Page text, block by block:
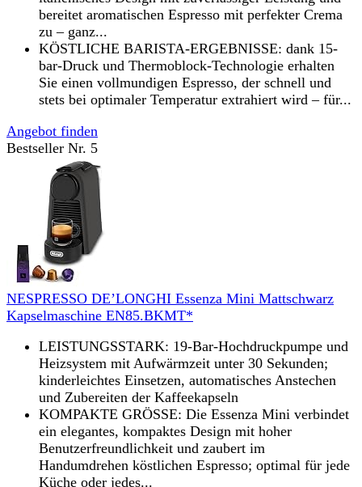
bereitet aromatischen Espresso mit perfekter Crema
zu – ganz...
KÖSTLICHE BARISTA-ERGEBNISSE: dank 15-
bar-Druck und Thermoblock-Technologie erhalten
Sie einen vollmundigen Espresso, der schnell und
stets bei optimaler Temperatur extrahiert wird – für...
Angebot finden
Bestseller Nr. 5
NESPRESSO DE’LONGHI Essenza Mini Mattschwarz
Kapselmaschine EN85.BKMT*
LEISTUNGSSTARK: 19-Bar-Hochdruckpumpe und
Heizsystem mit Aufwärmzeit unter 30 Sekunden;
kinderleichtes Einsetzen, automatisches Anstechen
und Zubereiten der Kaffeekapseln
KOMPAKTE GRÖSSE: Die Essenza Mini verbindet
ein elegantes, kompaktes Design mit hoher
Benutzerfreundlichkeit und zaubert im
Handumdrehen köstlichen Espresso; optimal für jede
Küche oder jedes...